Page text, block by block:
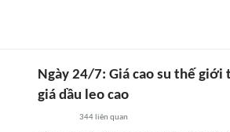
Ngày 24/7: Giá cao su thế giới
giá dầu leo cao
344 liên quan